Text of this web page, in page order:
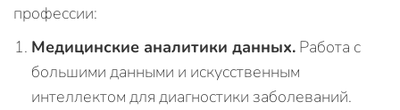
профессии:
Медицинские аналитики данных. Работа с
большими данными и искусственным
интеллектом для диагностики заболеваний.